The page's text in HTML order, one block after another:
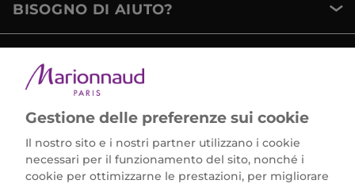
BISOGNO DI AIUTO?
Gestione delle preferenze sui cookie
Il nostro sito e i nostri partner utilizzano i cookie
necessari per il funzionamento del sito, nonché i
cookie per ottimizzarne le prestazioni, per migliorare